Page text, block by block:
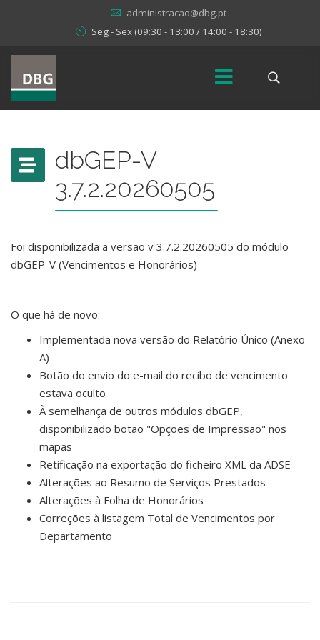
administracao@dbg.pt
Seg - Sex (09:30 - 13:00 / 14:00 - 18:30)
dbGEP-V
3.7.2.20260505
Foi disponibilizada a versão v 3.7.2.20260505 do módulo
dbGEP-V (Vencimentos e Honorários)
O que há de novo:
Implementada nova versão do Relatório Único (Anexo
A)
Botão do envio do e-mail do recibo de vencimento
estava oculto
À semelhança de outros módulos dbGEP,
disponibilizado botão "Opções de Impressão" nos
mapas
Retificação na exportação do ficheiro XML da ADSE
Alterações ao Resumo de Serviços Prestados
Alterações à Folha de Honorários
Correções à listagem Total de Vencimentos por
Departamento